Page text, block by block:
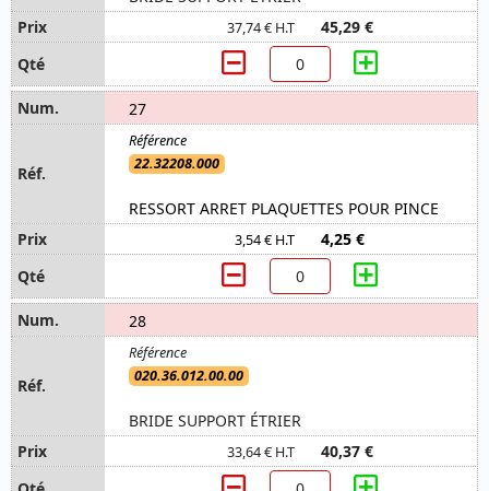
37,74 € H.T 45,29 €
27
22.32208.000
RESSORT ARRET PLAQUETTES POUR PINCE
3,54 € H.T 4,25 €
28
020.36.012.00.00
BRIDE SUPPORT ÉTRIER
33,64 € H.T 40,37 €